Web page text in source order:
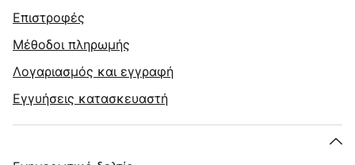
Επιστροφές
Μέθοδοι πληρωμής
Λογαριασμός και εγγραφή
Εγγυήσεις κατασκευαστή